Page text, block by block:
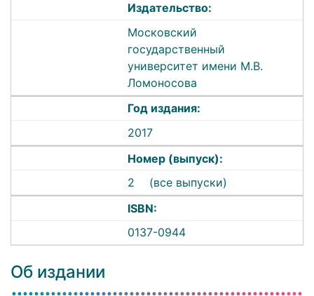
Издательство:
Московский
государственный
университет имени М.В.
Ломоносова
Год издания:
2017
Номер (выпуск):
2
(все выпуски)
ISBN:
0137-0944
Об издании